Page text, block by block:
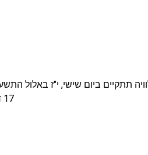
17 דירה 171 בין השעות 13:00-10:00 ו-20:00-16:00, במוצ"ש מצאת השבת עד 21:00.